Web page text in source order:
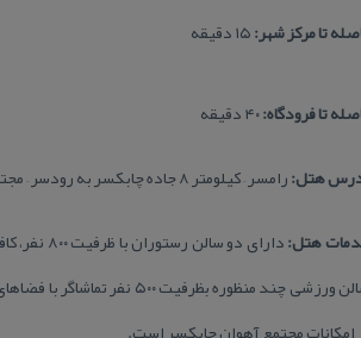
تا مركز شهر:۱۵ دقیقه
تا فرودگاه:
هتل:رامسر – كیلومتر ۸ جاده چابكسر به رودسر – مجتمع آهوان
هتل:
سالن ورزشی چند منظوره